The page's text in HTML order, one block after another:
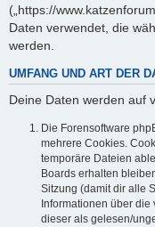
(„https://
Daten verwendet, die
werden.
UMFANG UND ART DER
Deine Daten werden auf
Die Forensoftware
mehrere Cookies.
temporäre Dateien
Boards erhalten
Sitzung (damit dir alle
Informationen über
dieser als gelesen/